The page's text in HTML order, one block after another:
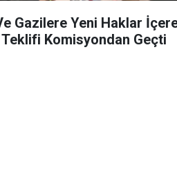
Gazilere Yeni Haklar
Teklifi Komisyondan Geçti